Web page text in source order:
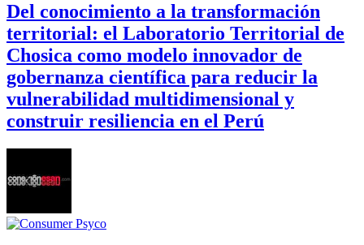
Del conocimiento a la transformación
territorial: el Laboratorio Territorial de
Chosica como modelo innovador de
gobernanza científica para reducir la
vulnerabilidad multidimensional y
construir resiliencia en el Perú